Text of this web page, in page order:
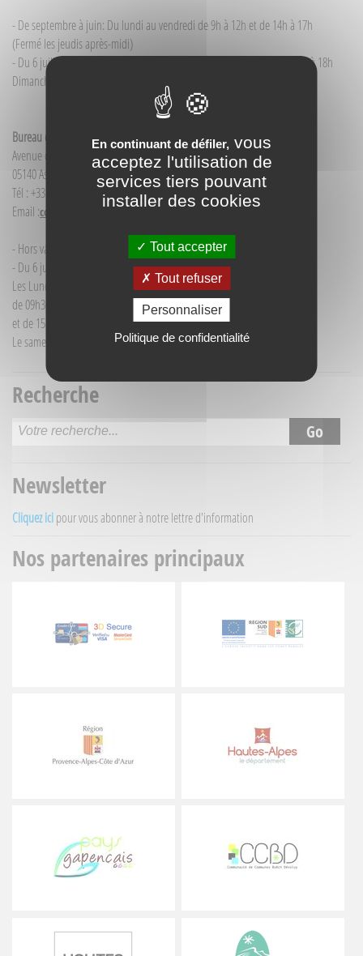
- De septembre à juin: Du lundi au vendredi de 9h à 12h et de 14h à 17h
(Fermé les jeudis après-midi)
- Du 6 juillet / au 30 août : du lundi au samedi de 9h à 12h00 et de 14h à 18h
Dimanche et jour férié : 9h à 12h00
Bureau d'Informations touristiques Aspres-sur-Buëch
Avenue de la Gare
05140 Aspres-sur-Buëch - France
Tél : +33(0)4 92 58 68 88
Email :contact@sources-du-buech.com
- Hors vacances d'été : mardi de 9h30 à 12h00
- Du 6 juillet au 30 août :
Les Lundi et Mercredi
de 09h30 à 12h30
et de 15h30 à 18h00
Le samedi matin de 09h30 à 12h30
Recherche
Newsletter
Cliquez ici pour vous abonner à notre lettre d'information
Nos partenaires principaux
En continuant de défiler, vous
acceptez l'utilisation de
services tiers pouvant
installer des cookies
Tout accepter
Tout refuser
Personnaliser
Politique de confidentialité